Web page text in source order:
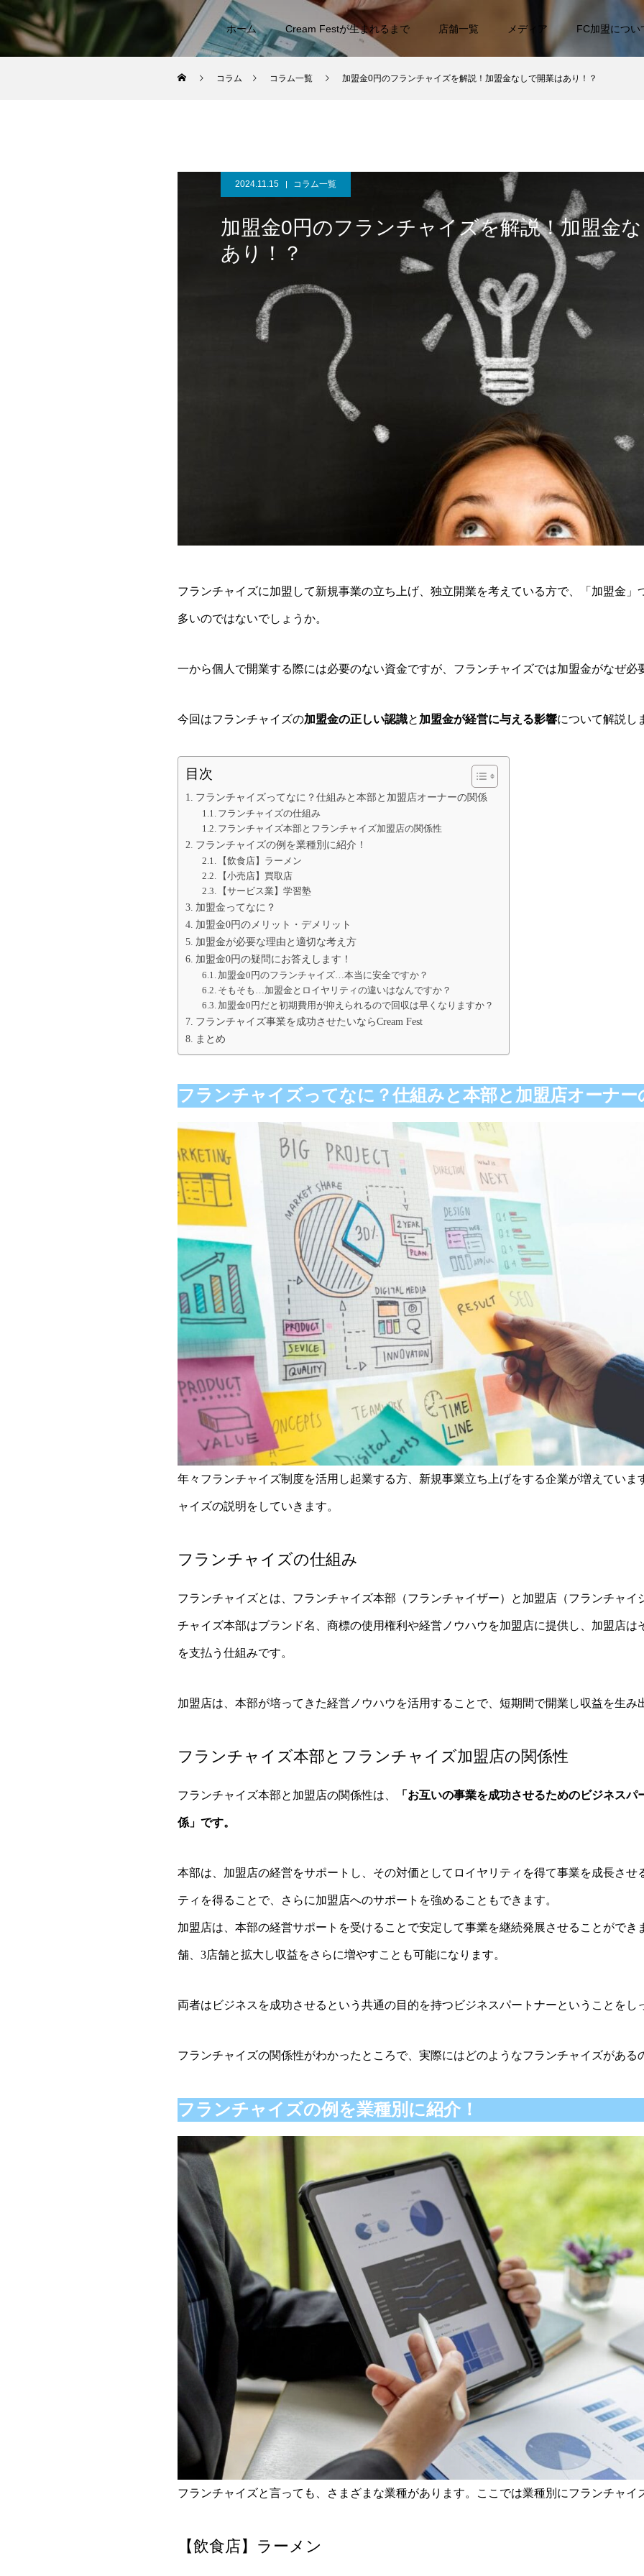
ホーム Cream Festが生まれるまで 店舗一覧 メディア FC加盟につい
コラム コラム一覧 加盟金0円のフランチャイズを解説！加盟金なしで開業はあり！？
2024.11.15 コラム一覧
加盟金0円のフランチャイズを解説！加盟金
あり！？
フランチャイズに加盟して新規事業の立ち上げ、独立開業を考えている方で、「加盟金」
多いのではないでしょうか。
一から個人で開業する際には必要のない資金ですが、フランチャイズでは加盟金がなぜ必
今回はフランチャイズの加盟金の正しい認識と 加盟金が経営に与える影響について解説し
目次
フランチャイズってなに？仕組みと本部と加盟店オーナーの関係
フランチャイズの仕組み
フランチャイズ本部とフランチャイズ加盟店の関係性
フランチャイズの例を業種別に紹介！
【飲食店】ラーメン
【小売店】買取店
【サービス業】学習塾
加盟金ってなに？
加盟金0円のメリット・デメリット
加盟金が必要な理由と適切な考え方
加盟金0円の疑問にお答えします！
加盟金0円のフランチャイズ…本当に安全ですか？
そもそも…加盟金とロイヤリティの違いはなんですか？
加盟金0円だと初期費用が抑えられるので回収は早くなりますか？
フランチャイズ事業を成功させたいならCream Fest
まとめ
フランチャイズってなに？仕組みと本部と加盟店オーナー
年々フランチャイズ制度を活用し起業する方、新規事業立ち上げをする企業が増えていま
ャイズの説明をしていきます。
フランチャイズの仕組み
フランチャイズとは、フランチャイズ本部（フランチャイザー）と加盟店（フランチャイ
チャイズ本部はブランド名、商標の使用権利や経営ノウハウを加盟店に提供し、加盟店は
を支払う仕組みです。
加盟店は、本部が培ってきた経営ノウハウを活用することで、短期間で開業し収益を生み
フランチャイズ本部とフランチャイズ加盟店の関係性
フランチャイズ本部と加盟店の関係性は、 「お互いの事業を成功させるためのビジネス
係」です。
本部は、加盟店の経営をサポートし、その対価としてロイヤリティを得て事業を成長させ
ティを得ることで、さらに加盟店へのサポートを強めることもできます。
加盟店は、本部の経営サポートを受けることで安定して事業を継続発展させることができ
舗、3店舗と拡大し収益をさらに増やすことも可能になります。
両者はビジネスを成功させるという共通の目的を持つビジネスパートナーということをし
フランチャイズの関係性がわかったところで、実際にはどのようなフランチャイズがあ
フランチャイズの例を業種別に紹介！
フランチャイズと言っても、さまざまな業種があります。ここでは業種別にフランチャイ
【飲食店】ラーメン